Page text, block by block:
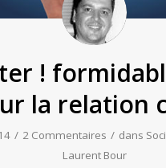
!
la relation
/ 2 Commentaires / dans
Laurent Bour